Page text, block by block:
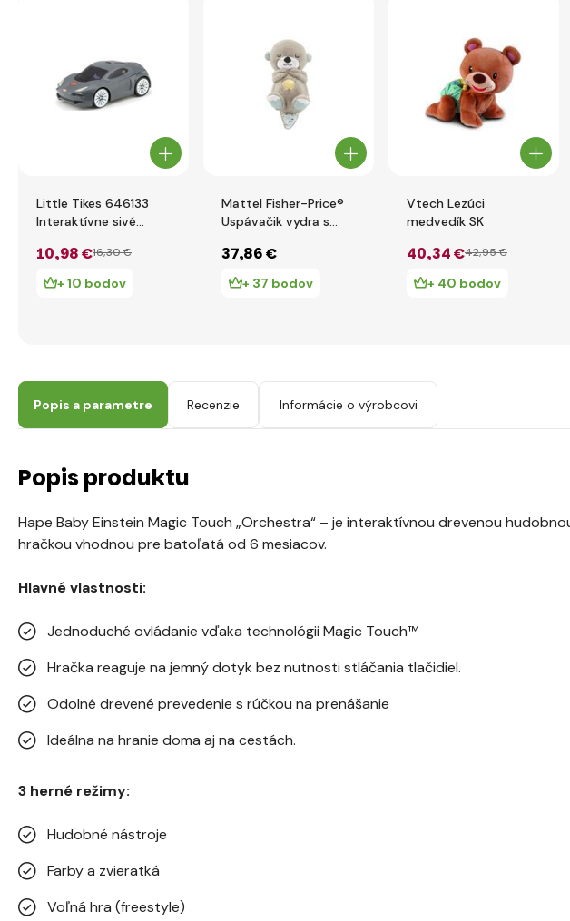
Little Tikes 646133
Interaktívne sivé
10,98 €16,30 €
+ 10 bodov
Mattel Fisher-Price®
Uspávačik vydra s
37,86 €
+ 37 bodov
Vtech Lezúci
medvedík SK
40,34 €42,95 €
+ 40 bodov
Popis a parametre Recenzie Informácie o výrobcovi
Popis produktu
Hape Baby Einstein Magic Touch „Orchestra“ – je interaktívnou drevenou
hračkou vhodnou pre batoľatá od 6 mesiacov.
Hlavné vlastnosti:
Jednoduché ovládanie vďaka technológii Magic Touch™
Hračka reaguje na jemný dotyk bez nutnosti stláčania tlačidiel.
Odolné drevené prevedenie s rúčkou na prenášanie
Ideálna na hranie doma aj na cestách.
3 herné režimy:
Hudobné nástroje
Farby a zvieratká
Voľná hra (freestyle)